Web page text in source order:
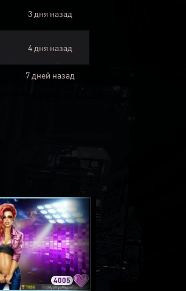
3 дня назад
4 дня назад
7 дней назад
4005